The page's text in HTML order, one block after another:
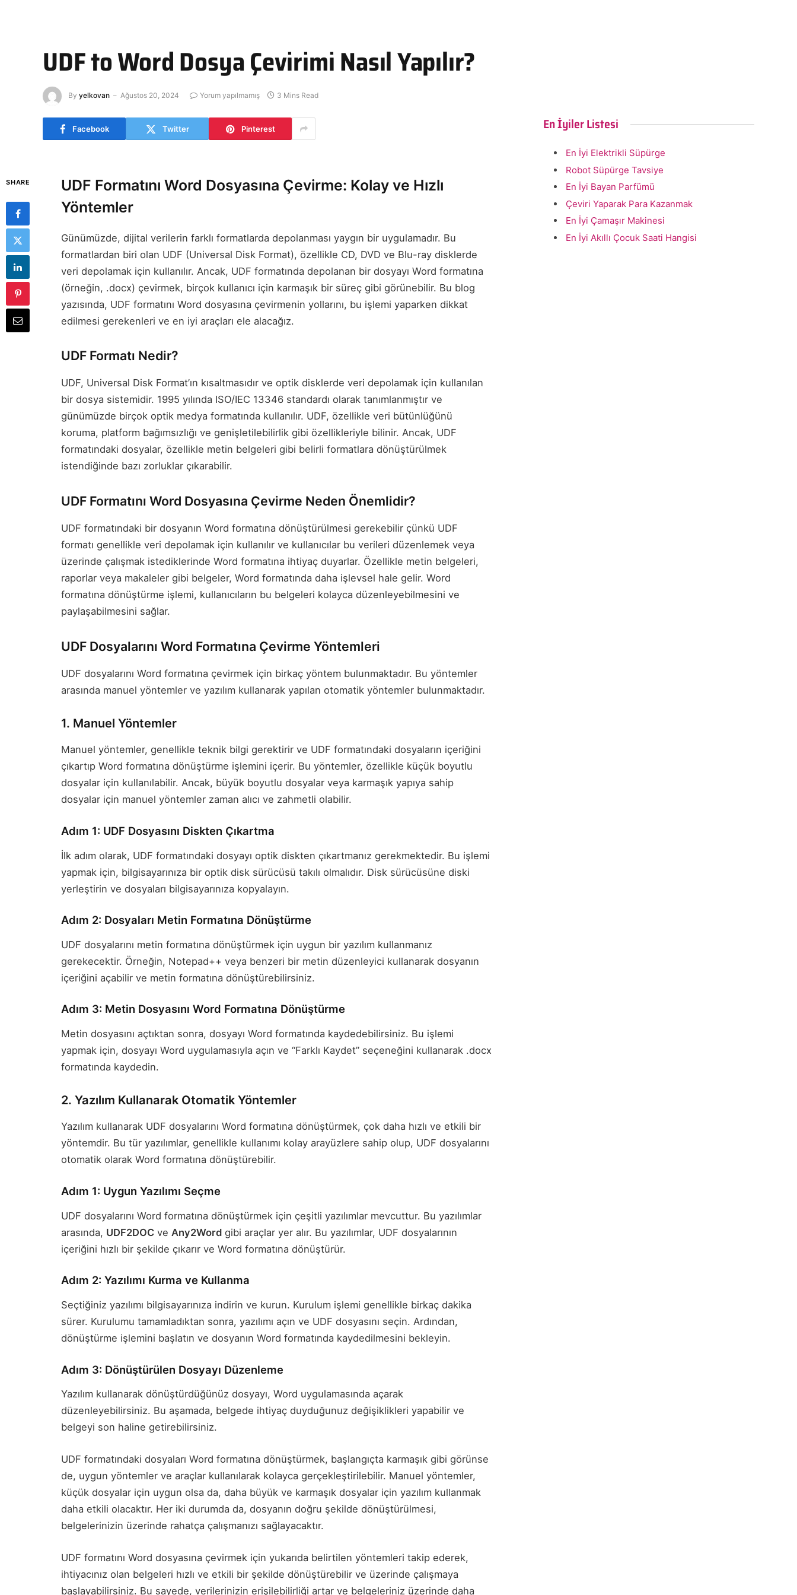
UDF to Word Dosya Çevirimi Nasıl Yapılır?
By yelkovan Ağustos 20, 2024 Yorum yapılmamış 3 Mins Read
Facebook Twitter Pinterest
SHARE
UDF Formatını Word Dosyasına Çevirme: Kolay ve Hızlı
Yöntemler
Günümüzde, dijital verilerin farklı formatlarda depolanması yaygın bir uygulamadır. Bu
formatlardan biri olan UDF (Universal Disk Format), özellikle CD, DVD ve Blu-ray disklerde
veri depolamak için kullanılır. Ancak, UDF formatında depolanan bir dosyayı Word formatına
(örneğin, .docx) çevirmek, birçok kullanıcı için karmaşık bir süreç gibi görünebilir. Bu blog
yazısında, UDF formatını Word dosyasına çevirmenin yollarını, bu işlemi yaparken dikkat
edilmesi gerekenleri ve en iyi araçları ele alacağız.
UDF Formatı Nedir?
UDF, Universal Disk Format’ın kısaltmasıdır ve optik disklerde veri depolamak için kullanılan
bir dosya sistemidir. 1995 yılında ISO/IEC 13346 standardı olarak tanımlanmıştır ve
günümüzde birçok optik medya formatında kullanılır. UDF, özellikle veri bütünlüğünü
koruma, platform bağımsızlığı ve genişletilebilirlik gibi özellikleriyle bilinir. Ancak, UDF
formatındaki dosyalar, özellikle metin belgeleri gibi belirli formatlara dönüştürülmek
istendiğinde bazı zorluklar çıkarabilir.
UDF Formatını Word Dosyasına Çevirme Neden Önemlidir?
UDF formatındaki bir dosyanın Word formatına dönüştürülmesi gerekebilir çünkü UDF
formatı genellikle veri depolamak için kullanılır ve kullanıcılar bu verileri düzenlemek veya
üzerinde çalışmak istediklerinde Word formatına ihtiyaç duyarlar. Özellikle metin belgeleri,
raporlar veya makaleler gibi belgeler, Word formatında daha işlevsel hale gelir. Word
formatına dönüştürme işlemi, kullanıcıların bu belgeleri kolayca düzenleyebilmesini ve
paylaşabilmesini sağlar.
UDF Dosyalarını Word Formatına Çevirme Yöntemleri
UDF dosyalarını Word formatına çevirmek için birkaç yöntem bulunmaktadır. Bu yöntemler
arasında manuel yöntemler ve yazılım kullanarak yapılan otomatik yöntemler bulunmaktadır.
1. Manuel Yöntemler
Manuel yöntemler, genellikle teknik bilgi gerektirir ve UDF formatındaki dosyaların içeriğini
çıkartıp Word formatına dönüştürme işlemini içerir. Bu yöntemler, özellikle küçük boyutlu
dosyalar için kullanılabilir. Ancak, büyük boyutlu dosyalar veya karmaşık yapıya sahip
dosyalar için manuel yöntemler zaman alıcı ve zahmetli olabilir.
Adım 1: UDF Dosyasını Diskten Çıkartma
İlk adım olarak, UDF formatındaki dosyayı optik diskten çıkartmanız gerekmektedir. Bu işlemi
yapmak için, bilgisayarınıza bir optik disk sürücüsü takılı olmalıdır. Disk sürücüsüne diski
yerleştirin ve dosyaları bilgisayarınıza kopyalayın.
Adım 2: Dosyaları Metin Formatına Dönüştürme
UDF dosyalarını metin formatına dönüştürmek için uygun bir yazılım kullanmanız
gerekecektir. Örneğin, Notepad++ veya benzeri bir metin düzenleyici kullanarak dosyanın
içeriğini açabilir ve metin formatına dönüştürebilirsiniz.
Adım 3: Metin Dosyasını Word Formatına Dönüştürme
Metin dosyasını açtıktan sonra, dosyayı Word formatında kaydedebilirsiniz. Bu işlemi
yapmak için, dosyayı Word uygulamasıyla açın ve “Farklı Kaydet” seçeneğini kullanarak .docx
formatında kaydedin.
2. Yazılım Kullanarak Otomatik Yöntemler
Yazılım kullanarak UDF dosyalarını Word formatına dönüştürmek, çok daha hızlı ve etkili bir
yöntemdir. Bu tür yazılımlar, genellikle kullanımı kolay arayüzlere sahip olup, UDF dosyalarını
otomatik olarak Word formatına dönüştürebilir.
Adım 1: Uygun Yazılımı Seçme
UDF dosyalarını Word formatına dönüştürmek için çeşitli yazılımlar mevcuttur. Bu yazılımlar
arasında, UDF2DOC ve Any2Word gibi araçlar yer alır. Bu yazılımlar, UDF dosyalarının
içeriğini hızlı bir şekilde çıkarır ve Word formatına dönüştürür.
Adım 2: Yazılımı Kurma ve Kullanma
Seçtiğiniz yazılımı bilgisayarınıza indirin ve kurun. Kurulum işlemi genellikle birkaç dakika
sürer. Kurulumu tamamladıktan sonra, yazılımı açın ve UDF dosyasını seçin. Ardından,
dönüştürme işlemini başlatın ve dosyanın Word formatında kaydedilmesini bekleyin.
Adım 3: Dönüştürülen Dosyayı Düzenleme
Yazılım kullanarak dönüştürdüğünüz dosyayı, Word uygulamasında açarak
düzenleyebilirsiniz. Bu aşamada, belgede ihtiyaç duyduğunuz değişiklikleri yapabilir ve
belgeyi son haline getirebilirsiniz.
UDF formatındaki dosyaları Word formatına dönüştürmek, başlangıçta karmaşık gibi görünse
de, uygun yöntemler ve araçlar kullanılarak kolayca gerçekleştirilebilir. Manuel yöntemler,
küçük dosyalar için uygun olsa da, daha büyük ve karmaşık dosyalar için yazılım kullanmak
daha etkili olacaktır. Her iki durumda da, dosyanın doğru şekilde dönüştürülmesi,
belgelerinizin üzerinde rahatça çalışmanızı sağlayacaktır.
UDF formatını Word dosyasına çevirmek için yukarıda belirtilen yöntemleri takip ederek,
ihtiyacınız olan belgeleri hızlı ve etkili bir şekilde dönüştürebilir ve üzerinde çalışmaya
başlayabilirsiniz. Bu sayede, verilerinizin erişilebilirliği artar ve belgeleriniz üzerinde daha
En İyiler Listesi
En İyi Elektrikli Süpürge
Robot Süpürge Tavsiye
En İyi Bayan Parfümü
Çeviri Yaparak Para Kazanmak
En İyi Çamaşır Makinesi
En İyi Akıllı Çocuk Saati Hangisi